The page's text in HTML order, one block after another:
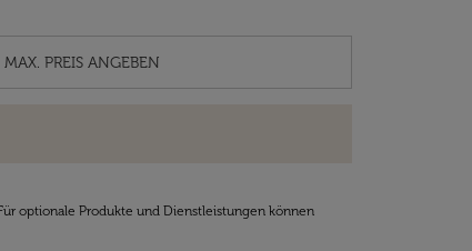
optionale Produkte und Dienstleistungen können